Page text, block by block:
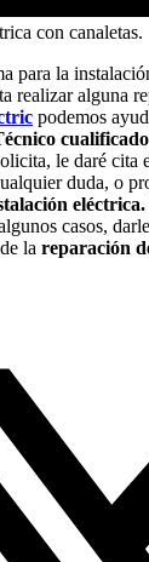
con canaletas.
para la
realizar alguna
podemos
cualificado
le daré cita
duda, o
eléctrica.
casos,
la reparación